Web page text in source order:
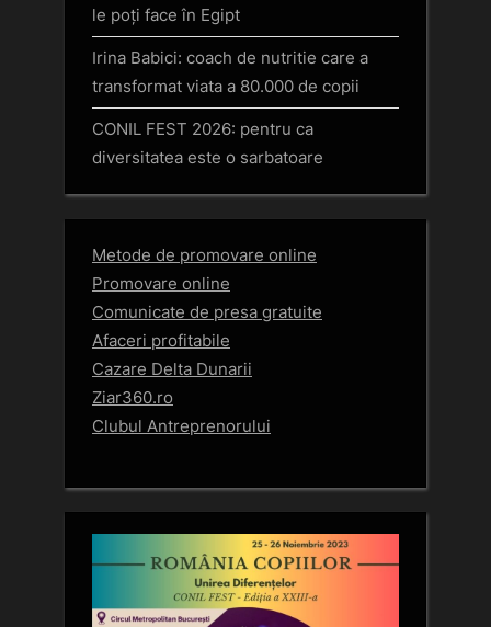
le poți face în Egipt
Irina Babici: coach de nutritie care a
transformat viata a 80.000 de copii
CONIL FEST 2026: pentru ca
diversitatea este o sarbatoare
Metode de promovare online
Promovare online
Comunicate de presa gratuite
Afaceri profitabile
Cazare Delta Dunarii
Ziar360.ro
Clubul Antreprenorului